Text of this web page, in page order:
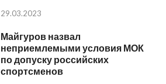
29.03.2023
Майгуров назвал
неприемлемыми условия МОК
по допуску российских
спортсменов